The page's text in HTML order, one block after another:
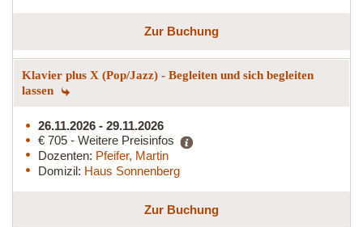
Zur Buchung
Klavier plus X (Pop/Jazz) - Begleiten und sich begleiten
lassen
26.11.2026 - 29.11.2026
€ 705 - Weitere Preisinfos
Dozenten: Pfeifer, Martin
Domizil: Haus Sonnenberg
Zur Buchung